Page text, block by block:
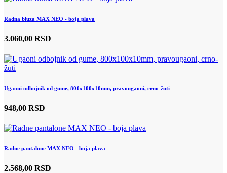
Radna bluza MAX NEO - boja plava
3.060,00 RSD
Ugaoni odbojnik od gume, 800x100x10mm, pravougaoni, crno-žuti
948,00 RSD
Radne pantalone MAX NEO - boja plava
2.568,00 RSD